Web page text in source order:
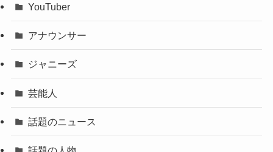
YouTuber
アナウンサー
ジャニーズ
芸能人
話題のニュース